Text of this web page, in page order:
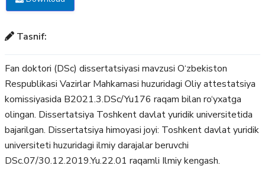
Tasnif:
Fan doktori (DSc) dissertatsiyasi mavzusi O‘zbekiston
Respublikasi Vazirlar Mahkamasi huzuridagi Oliy attestatsiya
komissiyasida B2021.3.DSc/Yu176 raqam bilan ro‘yxatga
olingan. Dissertatsiya Toshkent davlat yuridik universitetida
bajarilgan. Dissertatsiya himoyasi joyi: Toshkent davlat yuridik
universiteti huzuridagi ilmiy darajalar beruvchi
DSc.07/30.12.2019.Yu.22.01 raqamli Ilmiy kengash.